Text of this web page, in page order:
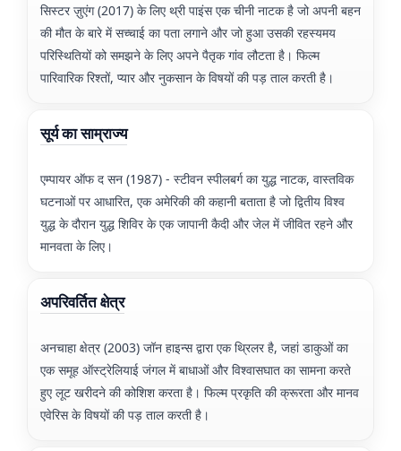
सिस्टर ज़ुएंग (2017) के लिए थ्री पाइंस एक चीनी नाटक है जो अपनी बहन
की मौत के बारे में सच्चाई का पता लगाने और जो हुआ उसकी रहस्यमय
परिस्थितियों को समझने के लिए अपने पैतृक गांव लौटता है। फिल्म
पारिवारिक रिश्तों, प्यार और नुकसान के विषयों की पड़ ताल करती है।
सूर्य का साम्राज्य
एम्पायर ऑफ द सन (1987) - स्टीवन स्पीलबर्ग का युद्ध नाटक, वास्तविक
घटनाओं पर आधारित, एक अमेरिकी की कहानी बताता है जो द्वितीय विश्व
युद्ध के दौरान युद्ध शिविर के एक जापानी कैदी और जेल में जीवित रहने और
मानवता के लिए।
अपरिवर्तित क्षेत्र
अनचाहा क्षेत्र (2003) जॉन हाइन्स द्वारा एक थ्रिलर है, जहां डाकुओं का
एक समूह ऑस्ट्रेलियाई जंगल में बाधाओं और विश्वासघात का सामना करते
हुए लूट खरीदने की कोशिश करता है। फिल्म प्रकृति की क्रूरता और मानव
एवेरिस के विषयों की पड़ ताल करती है।